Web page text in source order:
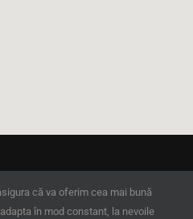
că va oferim cea mai bună
în mod constant, la nevoile